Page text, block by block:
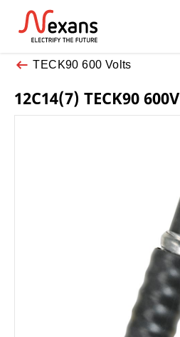
TECK90 600 Volts
12C14(7) TECK90 600V